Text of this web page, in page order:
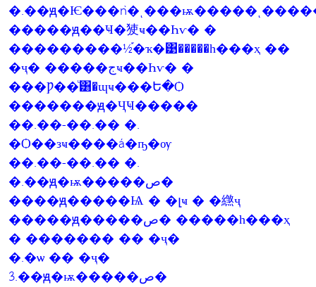
�����ԭ��Ҹ�㹬ҹ��Һѵ� �
���������½֡�ҡ�͹�����һ���ҳ ��
�ҷ� �����جҹ��Һѵ� �
���Ƿ��ͧ͸�ɰҹ���Ե�Ѻ
�������ԭ�ҶҸ�����
��.��-��.�� �.
�Ѻ��зҹ����á�ҧ�ѹ
��.��-��.�� �.
�.��ԭ�ѭ�����ص�
����ԭ�����Ѩ � �լҹ � �繺ҷ
�����ԭ�����ص� �����һ���ҳ
� ������� �� �ҷ�
�.�ѡ �� �ҷ�
3.��ԭ�ѭ�����ص�